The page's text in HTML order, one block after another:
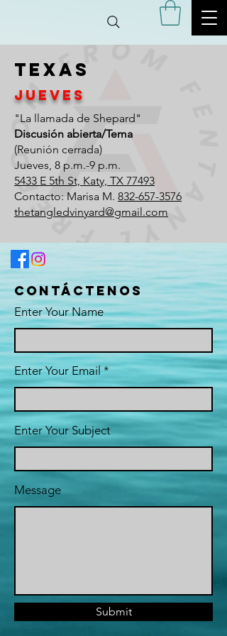
Texas
Jueves
"La llamada de Shepard"
Discusión abierta/Tema
(Reunión cerrada)
Jueves, 8 p.m.-9 p.m.
5433 E 5th St, Katy, TX 77493
Contacto: Marisa M. 832-657-3576
thetangledvinyard@gmail.com
Contáctenos
Enter Your Name
Enter Your Email
Enter Your Subject
Message
Submit